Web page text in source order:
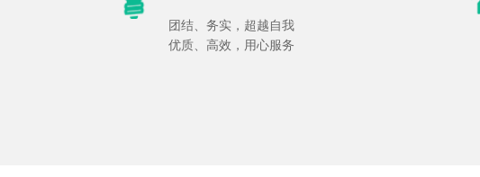
团结、务实，超越自我
优质、高效，用心服务